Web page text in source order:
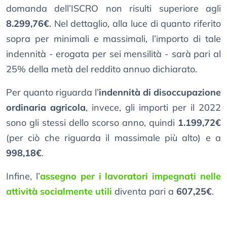
domanda dell’ISCRO non risulti superiore agli
8.299,76€. Nel dettaglio, alla luce di quanto riferito
sopra per minimali e massimali, l’importo di tale
indennità - erogata per sei mensilità - sarà pari al
25% della metà del reddito annuo dichiarato.
Per quanto riguarda l’indennità di disoccupazione
ordinaria agricola, invece, gli importi per il 2022
sono gli stessi dello scorso anno, quindi 1.199,72€
(per ciò che riguarda il massimale più alto) e a
998,18€.
Infine, l’assegno per i lavoratori impegnati nelle
attività socialmente utili diventa pari a 607,25€.